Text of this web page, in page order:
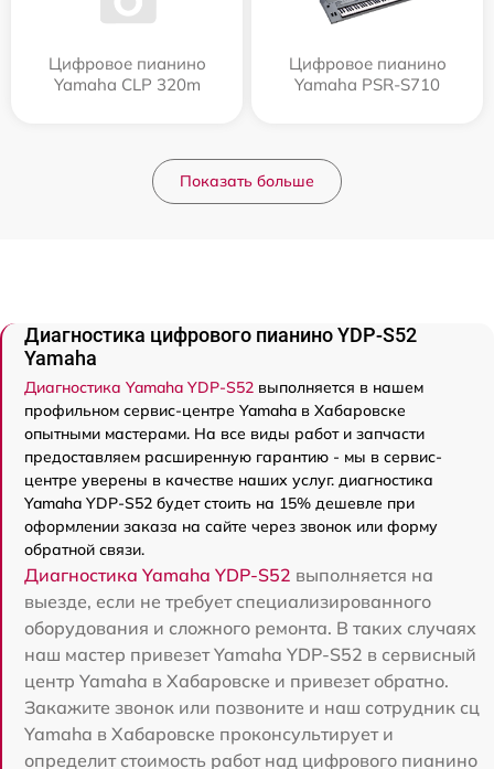
Цифровое пианино
Yamaha CLP 320m
Цифровое пианино
Yamaha PSR-S710
Показать больше
Диагностика цифрового пианино YDP-S52
Yamaha
Диагностика Yamaha YDP-S52 выполняется в нашем
профильном сервис-центре Yamaha в Хабаровске
опытными мастерами. На все виды работ и запчасти
предоставляем расширенную гарантию - мы в сервис-
центре уверены в качестве наших услуг. диагностика
Yamaha YDP-S52 будет стоить на 15% дешевле при
оформлении заказа на сайте через звонок или форму
обратной связи.
Диагностика Yamaha YDP-S52 выполняется на
выезде, если не требует специализированного
оборудования и сложного ремонта. В таких случаях
наш мастер привезет Yamaha YDP-S52 в сервисный
центр Yamaha в Хабаровске и привезет обратно.
Закажите звонок или позвоните и наш сотрудник сц
Yamaha в Хабаровске проконсультирует и
определит стоимость работ над цифрового пианино